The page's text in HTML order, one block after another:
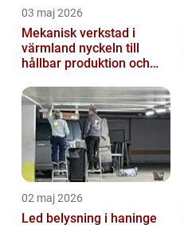
03 maj 2026
Mekanisk verkstad i
värmland nyckeln till
hållbar produktion och
02 maj 2026
Led belysning i haninge